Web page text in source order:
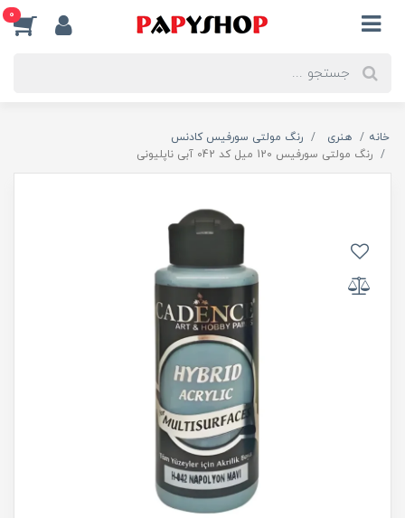
0
خانه هنری
رنگ مولتی سورفیس کادنس
رنگ مولتی سورفیس 120 میل کد 042 آبی ناپلیونی